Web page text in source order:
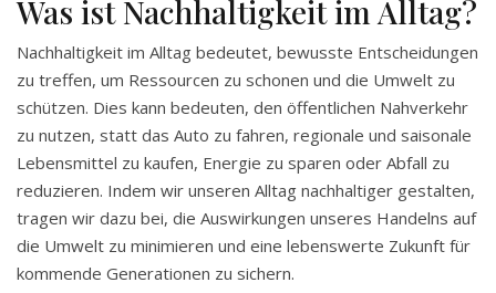
Was ist Nachhaltigkeit im Alltag?
Nachhaltigkeit im Alltag bedeutet, bewusste Entscheidungen
zu treffen, um Ressourcen zu schonen und die Umwelt zu
schützen. Dies kann bedeuten, den öffentlichen Nahverkehr
zu nutzen, statt das Auto zu fahren, regionale und saisonale
Lebensmittel zu kaufen, Energie zu sparen oder Abfall zu
reduzieren. Indem wir unseren Alltag nachhaltiger gestalten,
tragen wir dazu bei, die Auswirkungen unseres Handelns auf
die Umwelt zu minimieren und eine lebenswerte Zukunft für
kommende Generationen zu sichern.